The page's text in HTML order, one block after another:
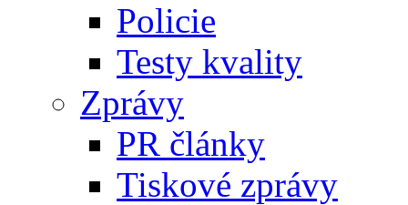
Policie
Testy kvality
Zprávy
PR články
Tiskové zprávy